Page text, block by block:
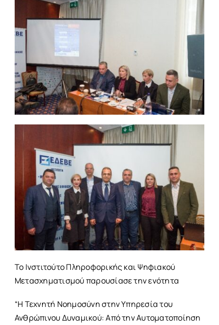
Το Ινστιτούτο Πληροφορικής και Ψηφιακού
Μετασχηματισμού παρουσίασε την ενότητα
“Η Τεχνητή Νοημοσύνη στην Υπηρεσία του
Ανθρώπινου Δυναμικού: Από την Αυτοματοποίηση